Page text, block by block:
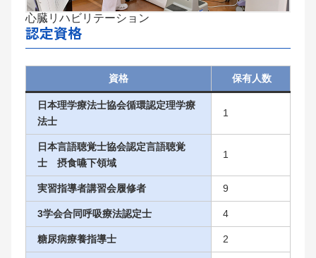
心臓リハビリテーション
認定資格
資格 保有人数
日本理学療法士協会循環認定理学療
法士
1
日本言語聴覚士協会認定言語聴覚
士 摂食嚥下領域
1
実習指導者講習会履修者 9
3学会合同呼吸療法認定士 4
糖尿病療養指導士 2